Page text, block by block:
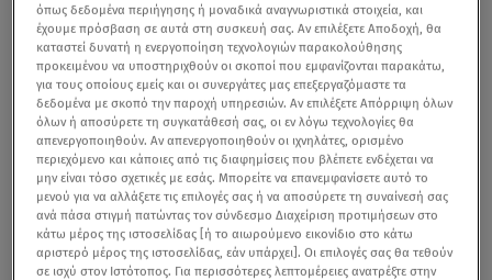
όπως δεδομένα περιήγησης ή μοναδικά αναγνωριστικά στοιχεία, και
έχουμε πρόσβαση σε αυτά στη συσκευή σας. Αν επιλέξετε Αποδοχή, θα
καταστεί δυνατή η ενεργοποίηση τεχνολογιών παρακολούθησης
προκειμένου να υποστηριχθούν οι σκοποί που εμφανίζονται παρακάτω,
για τους οποίους εμείς και οι συνεργάτες μας επεξεργαζόμαστε τα
δεδομένα με σκοπό την παροχή υπηρεσιών. Αν επιλέξετε Απόρριψη όλων
όλων ή αποσύρετε τη συγκατάθεσή σας, οι εν λόγω τεχνολογίες θα
απενεργοποιηθούν. Αν απενεργοποιηθούν οι ιχνηλάτες, ορισμένο
περιεχόμενο και κάποιες από τις διαφημίσεις που βλέπετε ενδέχεται να
μην είναι τόσο σχετικές με εσάς. Μπορείτε να επανεμφανίσετε αυτό το
μενού για να αλλάξετε τις επιλογές σας ή να αποσύρετε τη συναίνεσή σας
ανά πάσα στιγμή πατώντας τον σύνδεσμο Διαχείριση προτιμήσεων στο
κάτω μέρος της ιστοσελίδας [ή το αιωρούμενο εικονίδιο στο κάτω
αριστερό μέρος της ιστοσελίδας, εάν υπάρχει]. Οι επιλογές σας θα τεθούν
σε ισχύ στον Ιστότοπος. Για περισσότερες λεπτομέρειες ανατρέξτε στην